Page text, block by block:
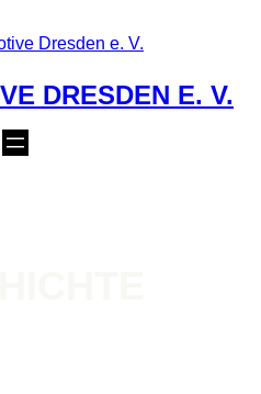
DRESDEN E. V.